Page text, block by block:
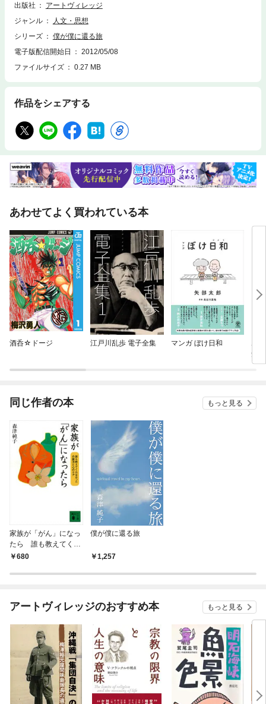
出版社
アートヴィレッジ
ジャンル
人文・思想
シリーズ
僕が僕に還る旅
電子版配信開始日
2012/05/08
ファイルサイズ
0.27 MB
作品をシェアする
あわせてよく買われている本
酒呑☆ドージ 江戸川乱歩 電子全集 マンガ ぼけ日和
ボ
知
う
同じ作者の本 もっと見る
家族が「がん」になっ
たら 誰も教えてくれ
なかった介護法と心の
680
僕が僕に還る旅
1,257
アートヴィレッジのおすすめ本 もっと見る